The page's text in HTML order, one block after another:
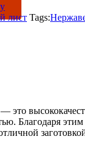
лист Tags:
это
Благодаря этим